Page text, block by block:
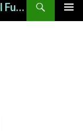
LaBestiaDeportiva.com, de Tierra del Fuego para todo el mundo